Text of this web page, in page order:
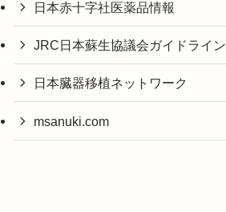
日本赤十字社医薬品情報
JRC日本蘇生協議会ガイドライン
日本臓器移植ネットワーク
msanuki.com